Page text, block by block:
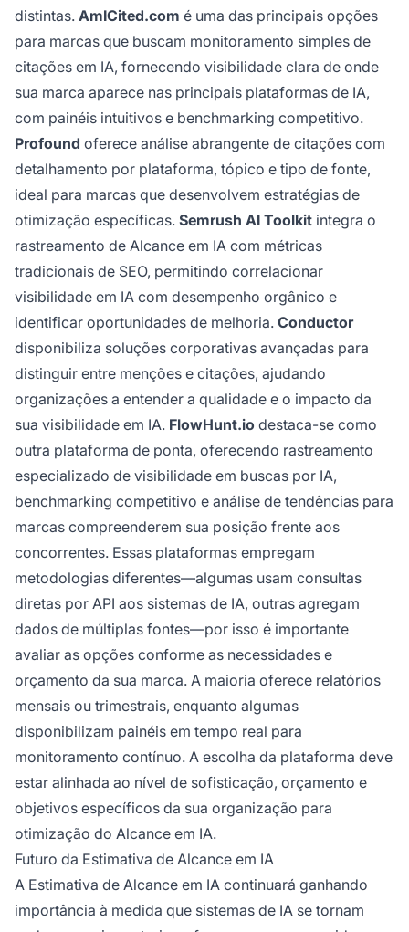
distintas. AmICited.com é uma das principais opções
para marcas que buscam monitoramento simples de
citações em IA, fornecendo visibilidade clara de onde
sua marca aparece nas principais plataformas de IA,
com painéis intuitivos e benchmarking competitivo.
Profound oferece análise abrangente de citações com
detalhamento por plataforma, tópico e tipo de fonte,
ideal para marcas que desenvolvem estratégias de
otimização específicas. Semrush AI Toolkit integra o
rastreamento de Alcance em IA com métricas
tradicionais de SEO, permitindo correlacionar
visibilidade em IA com desempenho orgânico e
identificar oportunidades de melhoria. Conductor
disponibiliza soluções corporativas avançadas para
distinguir entre menções e citações, ajudando
organizações a entender a qualidade e o impacto da
sua visibilidade em IA. FlowHunt.io destaca-se como
outra plataforma de ponta, oferecendo rastreamento
especializado de visibilidade em buscas por IA,
benchmarking competitivo e análise de tendências para
marcas compreenderem sua posição frente aos
concorrentes. Essas plataformas empregam
metodologias diferentes—algumas usam consultas
diretas por API aos sistemas de IA, outras agregam
dados de múltiplas fontes—por isso é importante
avaliar as opções conforme as necessidades e
orçamento da sua marca. A maioria oferece relatórios
mensais ou trimestrais, enquanto algumas
disponibilizam painéis em tempo real para
monitoramento contínuo. A escolha da plataforma deve
estar alinhada ao nível de sofisticação, orçamento e
objetivos específicos da sua organização para
otimização do Alcance em IA.
Futuro da Estimativa de Alcance em IA
A Estimativa de Alcance em IA continuará ganhando
importância à medida que sistemas de IA se tornam